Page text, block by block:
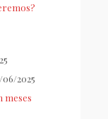
06/2025
meses